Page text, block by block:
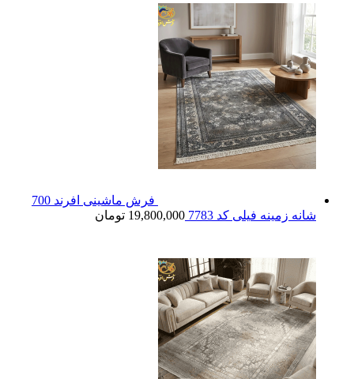
فرش ماشینی افرند 700
شانه زمینه فیلی کد 7783
19,800,000 تومان